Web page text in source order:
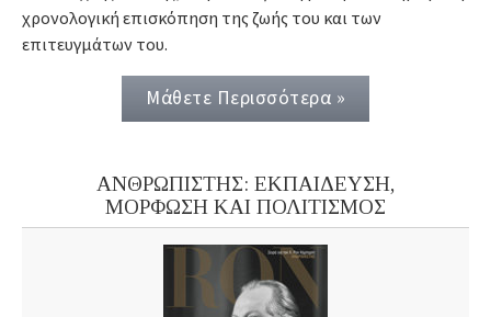
χρονολογική επισκόπηση της ζωής του και των
επιτευγμάτων του.
Μάθετε Περισσότερα »
ΑΝΘΡΩΠΙΣΤΗΣ: ΕΚΠΑΙΔΕΥΣΗ,
ΜΟΡΦΩΣΗ ΚΑΙ ΠΟΛΙΤΙΣΜΟΣ